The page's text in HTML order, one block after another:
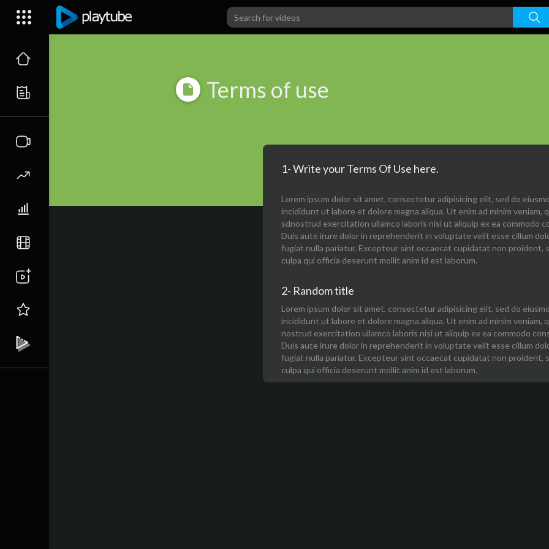
Terms of use
1- Write your Terms Of Use here.
Lorem ipsum dolor sit amet, consectetur adipisicing elit, sed do
incididunt ut labore et dolore magna aliqua. Ut enim ad minim veniam,
sdnostrud exercitation ullamco laboris nisi ut aliquip ex ea commodo
Duis aute irure dolor in reprehenderit in voluptate velit esse cillum
fugiat nulla pariatur. Excepteur sint occaecat cupidatat non proident,
culpa qui officia deserunt mollit anim id est laborum.
2- Random title
Lorem ipsum dolor sit amet, consectetur adipisicing elit, sed do
incididunt ut labore et dolore magna aliqua. Ut enim ad minim veniam,
nostrud exercitation ullamco laboris nisi ut aliquip ex ea commodo
Duis aute irure dolor in reprehenderit in voluptate velit esse cillum
fugiat nulla pariatur. Excepteur sint occaecat cupidatat non proident,
culpa qui officia deserunt mollit anim id est laborum.